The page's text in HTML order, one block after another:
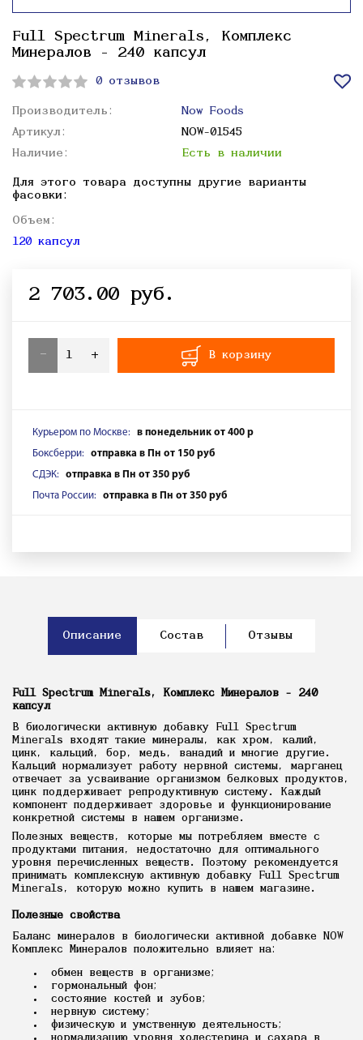
Full Spectrum Minerals, Комплекс
Минералов - 240 капсул
0 отзывов
Производитель:
Now Foods
Артикул:
NOW-01545
Наличие:
Есть в наличии
Для этого товара доступны другие варианты
фасовки:
Объем:
120 капсул
2 703.00 руб.
- + В корзину
Курьером по Москве:
в понедельник от 400 р
Боксберри:
отправка в Пн от 150 руб
СДЭК:
отправка в Пн от 350 руб
Почта России:
отправка в Пн от 350 руб
Описание Состав Отзывы
Full Spectrum Minerals, Комплекс Минералов - 240
капсул
В биологически активную добавку Full Spectrum
Minerals входят такие минералы, как хром, калий,
цинк, кальций, бор, медь, ванадий и многие другие.
Кальций нормализует работу нервной системы, марганец
отвечает за усваивание организмом белковых продуктов,
цинк поддерживает репродуктивную систему. Каждый
компонент поддерживает здоровье и функционирование
конкретной системы в нашем организме.
Полезных веществ, которые мы потребляем вместе с
продуктами питания, недостаточно для оптимального
уровня перечисленных веществ. Поэтому рекомендуется
принимать комплексную активную добавку Full Spectrum
Minerals, которую можно купить в нашем магазине.
Полезные свойства
Баланс минералов в биологически активной добавке NOW
Комплекс Минералов положительно влияет на:
обмен веществ в организме;
гормональный фон;
состояние костей и зубов;
нервную систему;
физическую и умственную деятельность;